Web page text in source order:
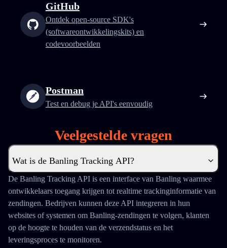
GitHub
Ontdek open-source SDK's
(softwareontwikkelingskits) en
codevoorbeelden
Postman
Test en debug je API's eenvoudig
Veelgestelde vragen
Wat is de Banling Tracking API?
De Banling Tracking API is een interface van Banling waarmee
ontwikkelaars toegang krijgen tot realtime trackinginformatie van
zendingen. Bedrijven kunnen deze API integreren in hun
websites of systemen om Banling-zendingen te volgen, klanten
op de hoogte te houden van de verzendstatus en het
leveringsproces te monitoren.